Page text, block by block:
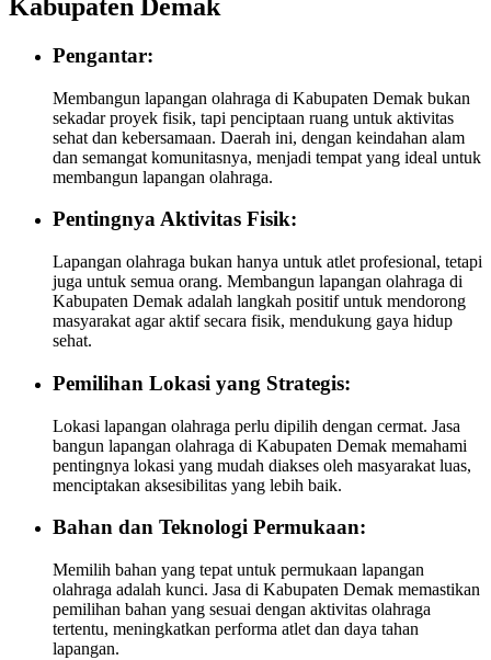
Kabupaten Demak
Pengantar:
Membangun lapangan olahraga di Kabupaten Demak bukan
sekadar proyek fisik, tapi penciptaan ruang untuk aktivitas
sehat dan kebersamaan. Daerah ini, dengan keindahan alam
dan semangat komunitasnya, menjadi tempat yang ideal untuk
membangun lapangan olahraga.
Pentingnya Aktivitas Fisik:
Lapangan olahraga bukan hanya untuk atlet profesional, tetapi
juga untuk semua orang. Membangun lapangan olahraga di
Kabupaten Demak adalah langkah positif untuk mendorong
masyarakat agar aktif secara fisik, mendukung gaya hidup
sehat.
Pemilihan Lokasi yang Strategis:
Lokasi lapangan olahraga perlu dipilih dengan cermat. Jasa
bangun lapangan olahraga di Kabupaten Demak memahami
pentingnya lokasi yang mudah diakses oleh masyarakat luas,
menciptakan aksesibilitas yang lebih baik.
Bahan dan Teknologi Permukaan:
Memilih bahan yang tepat untuk permukaan lapangan
olahraga adalah kunci. Jasa di Kabupaten Demak memastikan
pemilihan bahan yang sesuai dengan aktivitas olahraga
tertentu, meningkatkan performa atlet dan daya tahan
lapangan.